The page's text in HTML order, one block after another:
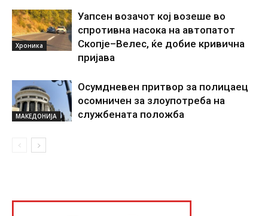
Хроника
Уапсен возачот кој возеше во
спротивна насока на автопатот
Скопје–Велес, ќе добие кривична
пријава
МАКЕДОНИЈА
Осумдневен притвор за полицаец
осомничен за злоупотреба на
службената положба